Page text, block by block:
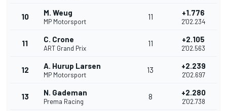
10 M. Weug
MP Motorsport
11 +1.776
2'02.234
11 C. Crone
ART Grand Prix
11 +2.105
2'02.563
12 A. Hurup Larsen
MP Motorsport
13 +2.239
2'02.697
13 N. Gademan
Prema Racing
8 +2.280
2'02.738